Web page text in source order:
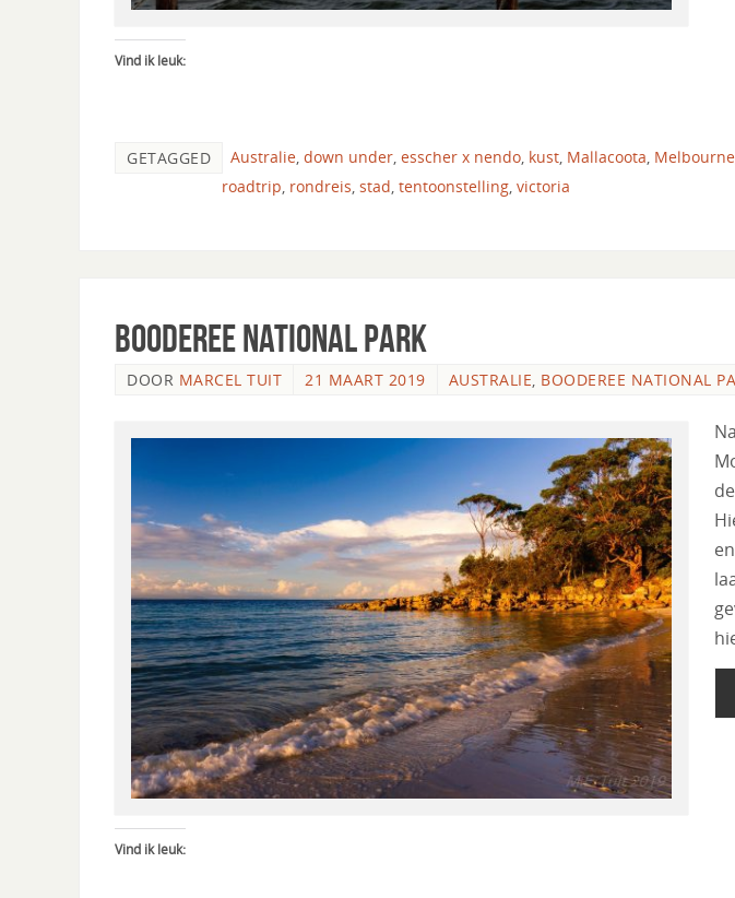
Vind ik leuk:
GETAGGED Australie down under esscher x nendo kust Mallacoota Melbourne
roadtrip rondreis stad tentoonstelling victoria
Booderee National Park
DOOR MARCEL TUIT 21 MAART 2019 AUSTRALIE, BOODEREE NATIONAL
Vind ik leuk: